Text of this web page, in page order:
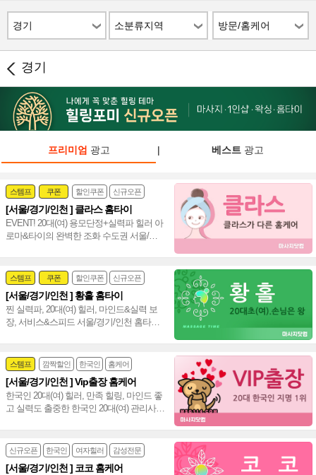
경기 소분류지역 방문/홈케어
경기
프리미엄 광고 | 베스트광고
스템프 쿠폰 할인쿠폰 신규오픈
24시 홈케어
[서울/경기/인천 ] 클라스 홈타이
EVENT! 20대(여) 용모단정+실력파 힐러 아
로마&타이의 완벽한 조화 수도권 서울/경
스템프 쿠폰 할인쿠폰 신규오픈
24시 홈케어
[서울/경기/인천 ] 황홀 홈타이
찐 실력파, 20대(여) 힐러, 마인드&실력 보
장, 서비스&스피드 서울/경기/인천 홈타이
스템프 깜짝할인 한국인 홈케어
[서울/경기/인천 ] Vip출장 홈케어
한국인 20대(여) 힐러, 만족 힐링, 마인드 좋
고 실력도 출중한 한국인 20대(여) 관리사,
신규오픈 한국인 여자힐러 감성전문
[서울/경기/인천 ] 코코 홈케어